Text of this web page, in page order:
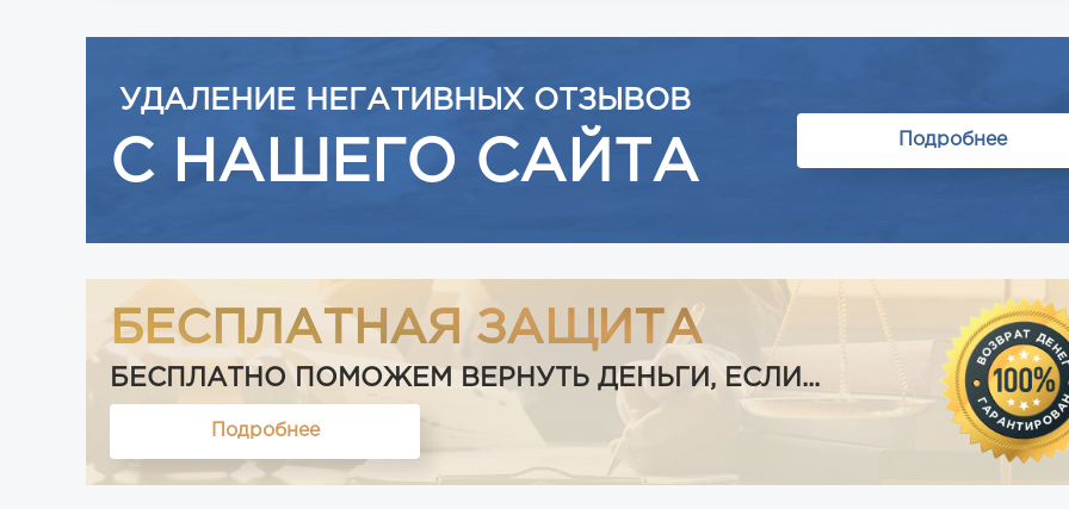
УДАЛЕНИЕ НЕГАТИВНЫХ ОТЗЫВОВ
С НАШЕГО САЙТА Подробнее
БЕСПЛАТНАЯ ЗАЩИТА
БЕСПЛАТНО ПОМОЖЕМ ВЕРНУТЬ ДЕНЬГИ, ЕСЛИ...
Подробнее